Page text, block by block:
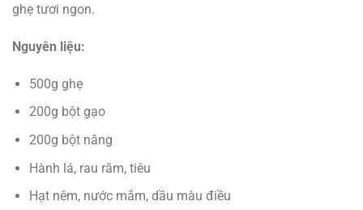
ghẹ tươi ngon.
Nguyên liệu:
500g ghẹ
200g bột gạo
200g bột năng
Hành lá, rau răm, tiêu
Hạt nêm, nước mắm, dầu màu điều